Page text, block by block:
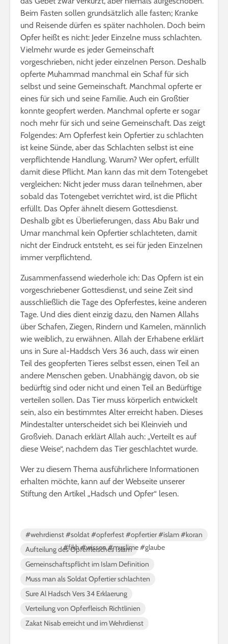
Beim Fasten sollen grundsätzlich alle fasten; Kranke
und Reisende dürfen es später nachholen. Doch beim
Opfer heißt es nicht: Jeder Einzelne muss schlachten.
Vielmehr wurde es jeder Gemeinschaft
vorgeschrieben, nicht jeder einzelnen Person. Deshalb
opferte Muhammad manchmal ein Schaf für sich
selbst und seine Gemeinschaft. Manchmal opferte er
eines für sich und seine Familie. Auch ein Großtier
konnte geopfert werden. Manchmal opferte er sogar
noch mehr für sich und seine Gemeinschaft. Das zeigt
Folgendes: Am Opferfest kein Opfertier zu schlachten
ist keine Sünde, aber das Schlachten selbst ist eine
verpflichtende Handlung. Warum? Wer opfert, erfüllt
damit diese Pflicht. Man kann das mit dem Totengebet
vergleichen: Nicht jeder muss daran teilnehmen, aber
sobald das Totengebet verrichtet wird, ist die Pflicht
erfüllt. Das Opfer ähnelt diesem Gottesdienst.
Deshalb gibt es Überlieferungen, dass Abu Bakr und
Umar manchmal kein Opfertier schlachteten, damit
nicht der Eindruck entsteht, es sei für jeden Einzelnen
immer verpflichtend.
Zusammenfassend wiederhole ich: Das Opfern ist ein
vorgeschriebener Gottesdienst, und seine Zeit sind
ausschließlich die Tage des Opferfestes, keine anderen
Tage. Und dies dient einzig dazu, den Namen Allahs
über Schafen, Ziegen, Rindern und Kamelen, männlich
wie weiblich, zu erwähnen. Allah der Erhabene erklärt
uns in Sure al-Haddsch Vers 36 auch, dass wir einen
Teil des geopferten Tieres selbst essen, einen Teil an
andere Menschen geben. Unabhängig davon, ob sie
bedürftig sind oder nicht und einen Teil an Bedürftige
verteilen sollen. Das Tier muss körperlich entwickelt
sein, also ein bestimmtes Alter erreicht haben. Dieses
Mindestalter unterscheidet sich bei Kleinvieh und
Großvieh. Danach erklärt Allah auch: „Verteilt es auf
diese Weise“, nachdem das Tier geschlachtet wurde.
Wer zu diesem Thema ausführlichere Informationen
erhalten möchte, kann auf der Webseite unserer
Stiftung den Artikel „Hadsch und Opfer“ lesen.
#wehrdienst #soldat #opferfest #opfertier #islam #koran
#fikh #wissen #muslime #glaube
Aufteilung des Opferfleisches Islam
Gemeinschaftspflicht im Islam Definition
Muss man als Soldat Opfertier schlachten
Sure Al Hadsch Vers 34 Erklaerung
Verteilung von Opferfleisch Richtlinien
Zakat Nisab erreicht und im Wehrdienst